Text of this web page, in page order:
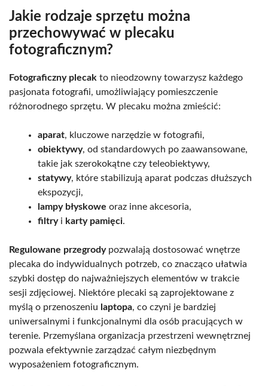
Jakie rodzaje sprzętu można
przechowywać w plecaku
fotograficznym?
Fotograficzny plecak to nieodzowny towarzysz każdego
pasjonata fotografii, umożliwiający pomieszczenie
różnorodnego sprzętu. W plecaku można zmieścić:
aparat, kluczowe narzędzie w fotografii,
obiektywy, od standardowych po zaawansowane,
takie jak szerokokątne czy teleobiektywy,
statywy, które stabilizują aparat podczas dłuższych
ekspozycji,
lampy błyskowe oraz inne akcesoria,
filtryi karty pamięci.
Regulowane przegrodypozwalają dostosować wnętrze
plecaka do indywidualnych potrzeb, co znacząco ułatwia
szybki dostęp do najważniejszych elementów w trakcie
sesji zdjęciowej. Niektóre plecaki są zaprojektowane z
myślą o przenoszeniu laptopa, co czyni je bardziej
uniwersalnymi i funkcjonalnymi dla osób pracujących w
terenie. Przemyślana organizacja przestrzeni wewnętrznej
pozwala efektywnie zarządzać całym niezbędnym
wyposażeniem fotograficznym.